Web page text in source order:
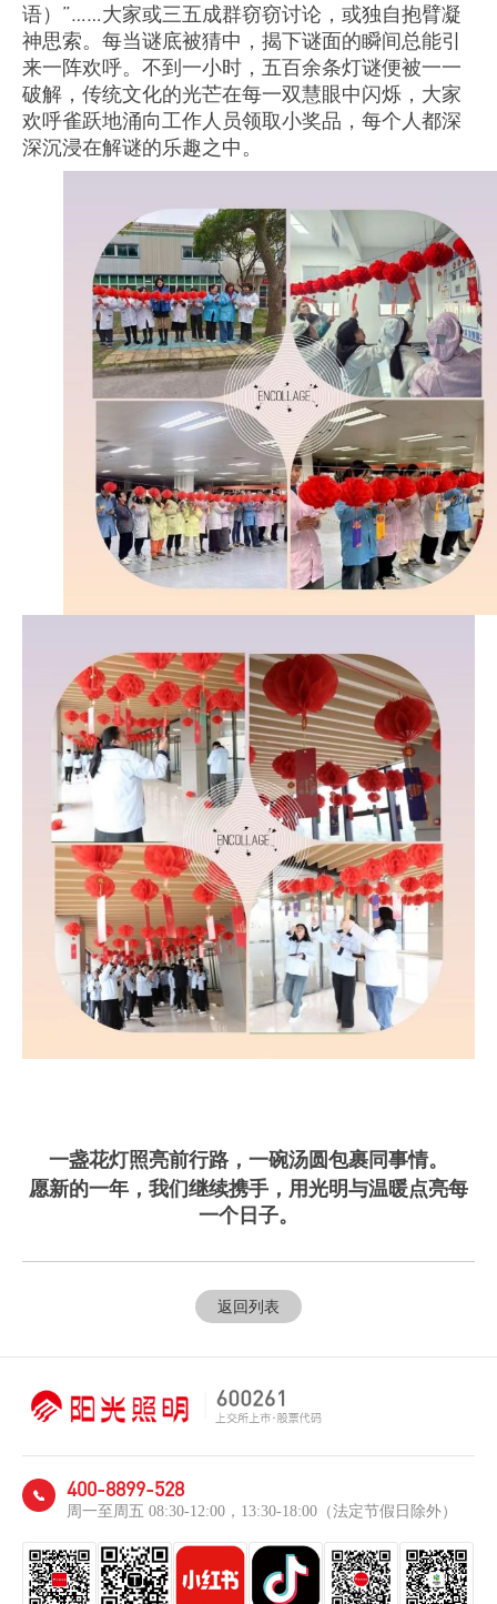
语） ”……大家或三五成群窃窃讨论，或独自抱臂凝
神思索。每当谜底被猜中，揭下谜面的瞬间总能引
来一阵欢呼。不到一小时，五百余条灯谜便被一一
破解，传统文化的光芒在每一双慧眼中闪烁，大家
欢呼雀跃地涌向工作人员领取小奖品，每个人都深
深沉浸在解谜的乐趣之中。
一盏花灯照亮前行路，一碗汤圆包裹同事情。
愿新的一年，我们继续携手，用光明与温暖点亮每
一个日子。
返回列表
400-8899-528
周一至周五 08:30-12:00，13:30-18:00（法定节假日除外）